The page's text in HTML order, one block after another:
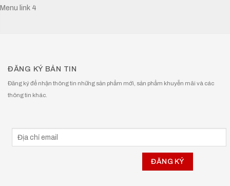
Menu link 4
ĐĂNG KÝ BẢN TIN
Đăng ký để nhận thông tin những sản phẩm mới, sản phẩm khuyễn mãi và các
thông tin khác.